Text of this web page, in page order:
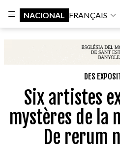
NACIONAL FRANÇAIS
DES
Six artistes
mystères de la
De rerum